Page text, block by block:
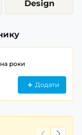
Design
роки
Додати